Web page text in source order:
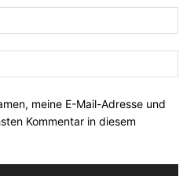
meine E-Mail-Adresse und
Kommentar in diesem